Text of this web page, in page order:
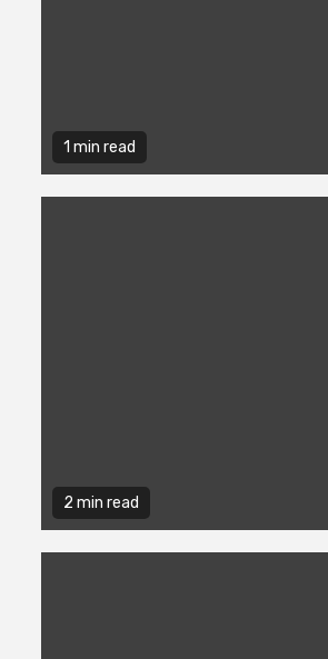
1 min read
2 min read